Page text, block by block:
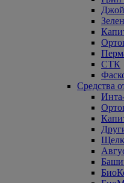
СТК
Средства